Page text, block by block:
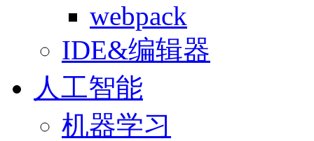
webpack
IDE&编辑器
人工智能
机器学习